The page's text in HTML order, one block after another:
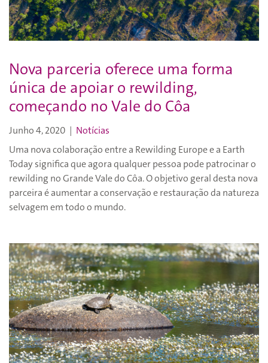
Nova parceria oferece uma forma
única de apoiar o rewilding,
começando no Vale do Côa
Junho 4, 2020 | Notícias
Uma nova colaboração entre a Rewilding Europe e a Earth
Today significa que agora qualquer pessoa pode patrocinar o
rewilding no Grande Vale do Côa. O objetivo geral desta nova
parceira é aumentar a conservação e restauração da natureza
selvagem em todo o mundo.